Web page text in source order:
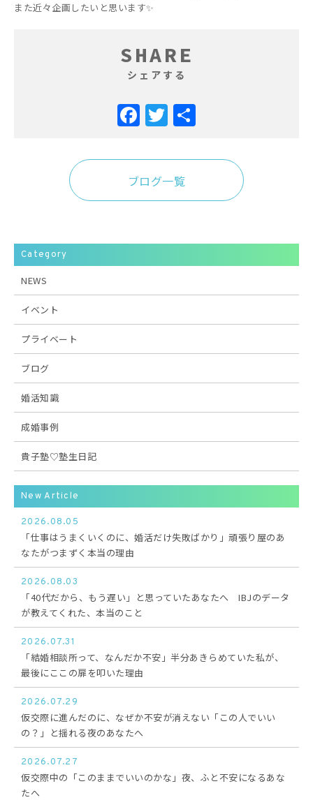
また近々企画したいと思います✨
SHARE
シェアする
Facebook
Twitter
ブログ一覧
Category
NEWS
イベント
プライベート
ブログ
婚活知識
成婚事例
貴子塾♡塾生日記
New Article
2026.08.05
「仕事はうまくいくのに、婚活だけ失敗ばかり」頑張り屋のあ
なたがつまずく本当の理由
2026.08.03
「40代だから、もう遅い」と思っていたあなたへ IBJのデータ
が教えてくれた、本当のこと
2026.07.31
「結婚相談所って、なんだか不安」半分あきらめていた私が、
最後にここの扉を叩いた理由
2026.07.29
仮交際に進んだのに、なぜか不安が消えない「この人でいい
の？」と揺れる夜のあなたへ
2026.07.27
仮交際中の「このままでいいのかな」夜、ふと不安になるあな
たへ